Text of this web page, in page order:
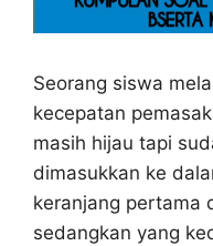
Seorang siswa
kecepatan
masih hijau tapi
dimasukkan ke
keranjang pertama
sedangkan yang